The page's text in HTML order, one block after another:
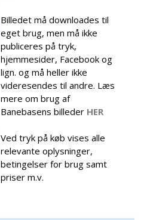
Billedet må downloades til
eget brug, men må ikke
publiceres på tryk,
hjemmesider, Facebook og
lign. og må heller ikke
videresendes til andre. Læs
mere om brug af
Banebasens billeder HER
Ved tryk på køb vises alle
relevante oplysninger,
betingelser for brug samt
priser m.v.